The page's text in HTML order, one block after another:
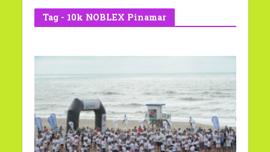
Tag - 10k NOBLEX Pinamar